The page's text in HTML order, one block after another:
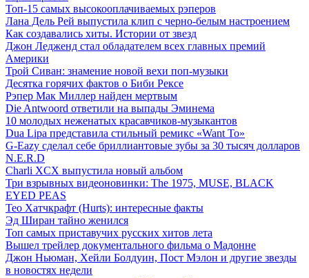
Топ-15 самых высокооплачиваемых рэперов
Лана Дель Рей выпустила клип с черно-белым настроением
Как создавались хиты. Истории от звезд
Джон Ледженд стал обладателем всех главных премий
Америки
Трой Сиван: знамение новой вехи поп-музыки
Десятка горячих фактов о Биби Рексе
Рэпер Мак Миллер найден мертвым
Die Antwoord ответили на выпады Эминема
10 молодых неженатых красавчиков-музыкантов
Dua Lipa представила стильный ремикс «Want To»
G-Eazy сделал себе бриллиантовые зубы за 30 тысяч долларов
N.E.R.D
Charli XCX выпустила новый альбом
Три взрывных видеоновинки: The 1975, MUSE, BLACK
EYED PEAS
Тео Хатчкрафт (Hurts): интересные факты
Эд Ширан тайно женился
Топ самых приставучих русских хитов лета
Вышел трейлер документального фильма о Мадонне
Джон Ньюман, Хейли Болдуин, Пост Мэлон и другие звезды
в новостях недели